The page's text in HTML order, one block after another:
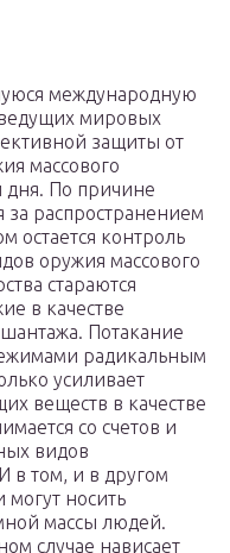
международную
мировых
защиты от
массового
дня. По причине
за распространением
остается контроль
оружия массового
стараются
в качестве
Потакание
радикальным
усиливает
веществ в качестве
со счетов и
видов
в том, и в другом
могут носить
массы людей.
случае нависает